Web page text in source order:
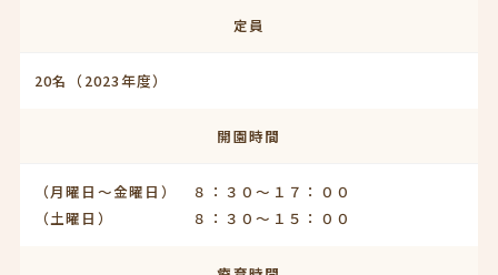
定員
20名（2023年度）
開園時間
（月曜日～金曜日） ８：３０～１７：００
（土曜日） ８：３０～１５：００